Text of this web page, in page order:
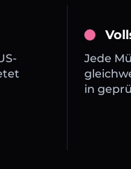
Jede
in